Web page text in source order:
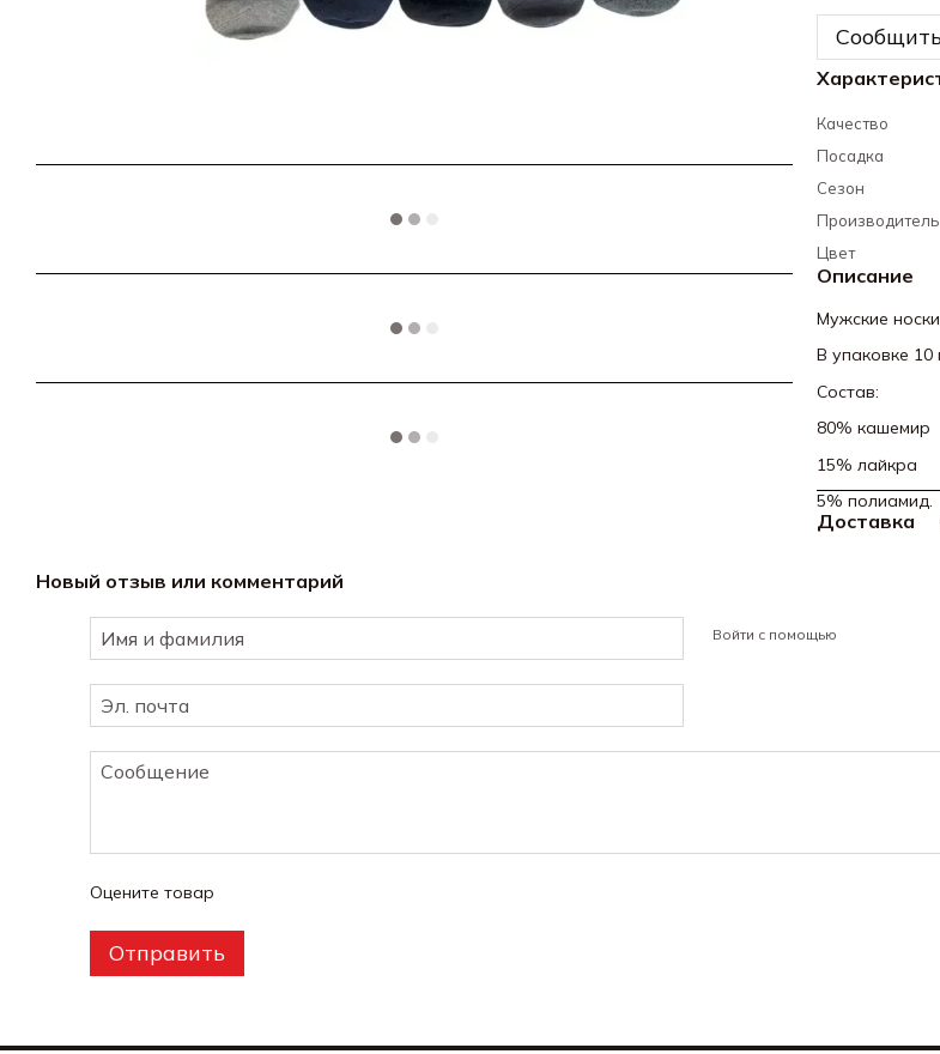
Качество
Посадка
Сезон
Производитель
Цвет
Описание
Мужские
В упаковке 10
Состав:
80% кашемир
15% лайкра
5% полиамид.
Доставка
Новый отзыв или комментарий
Войти с помощью
Оцените товар
Отправить